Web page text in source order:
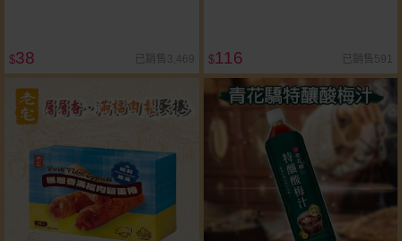
$38 已銷售3,469 $116 已銷售591